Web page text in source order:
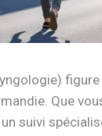
Que
suivi